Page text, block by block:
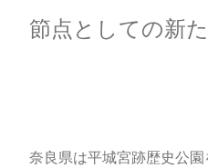
節点としての新
奈良県は平城宮跡歴史公